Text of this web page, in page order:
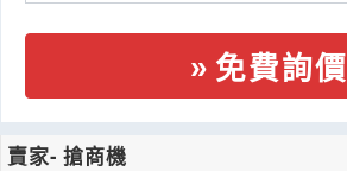
免費詢價
賣家- 搶商機